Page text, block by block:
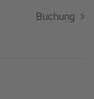
Buchung